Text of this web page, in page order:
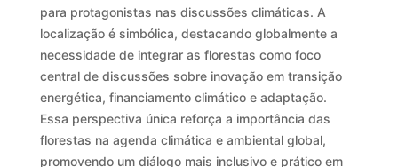
para protagonistas nas discussões climáticas. A
localização é simbólica, destacando globalmente a
necessidade de integrar as florestas como foco
central de discussões sobre inovação em transição
energética, financiamento climático e adaptação.
Essa perspectiva única reforça a importância das
florestas na agenda climática e ambiental global,
promovendo um diálogo mais inclusivo e prático em